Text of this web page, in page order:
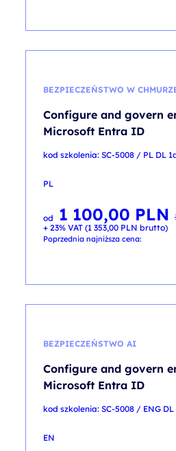
BEZPIECZEŃSTWO W
Configure and govern
Microsoft Entra ID
kod szkolenia: SC-5008 / PL DL
PL
od
Pierwotna
cena
wynosiła:
1 200,00 PLN.
1 100,00 PLN
Aktualna
cena
wynosi:
1 100,00 PLN.
+ 23% VAT (1 353,00 PLN brutto)
Poprzednia najniższa cena:
BEZPIECZEŃSTWO AI
Configure and govern
Microsoft Entra ID
kod szkolenia: SC-5008 / ENG DL
EN